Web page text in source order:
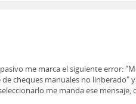
me marca el siguiente error:
cheques manuales no linberado"
me manda ese mensaje,